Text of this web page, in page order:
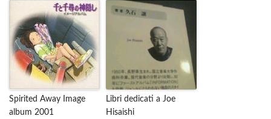
Spirited Away Image
album 2001
Libri dedicati a Joe
Hisaishi